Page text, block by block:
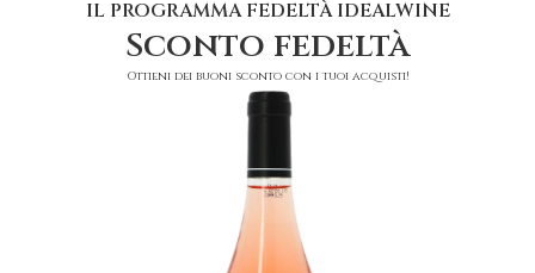
IL PROGRAMMA FEDELTÀ IDEALWINE
Sconto fedeltà
Ottieni dei buoni sconto con i tuoi acquisti!